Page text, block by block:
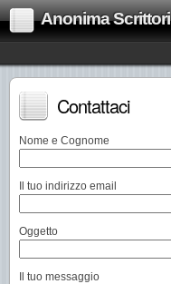
Anonima Scrittori
Contattaci
Nome e Cognome
Il tuo indirizzo email
Oggetto
Il tuo messaggio